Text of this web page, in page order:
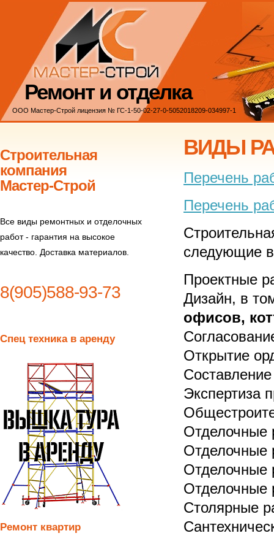
Ремонт и отделка
ООО Мастер-Строй лицензия № ГС-1-50-02-27-0-5052018209-034997-1
ВИДЫ
Перечень
Перечень
следующие
Проектные
Дизайн, в
офисов,
Открытие
Экспертиза
Отделочные
Отделочные
Столярные
Строительная
компания
Мастер-Строй
Все виды ремонтных и отделочных
работ - гарантия на высокое
качество. Доставка материалов.
8(905)588-93-73
Спец техника в аренду
Ремонт квартир